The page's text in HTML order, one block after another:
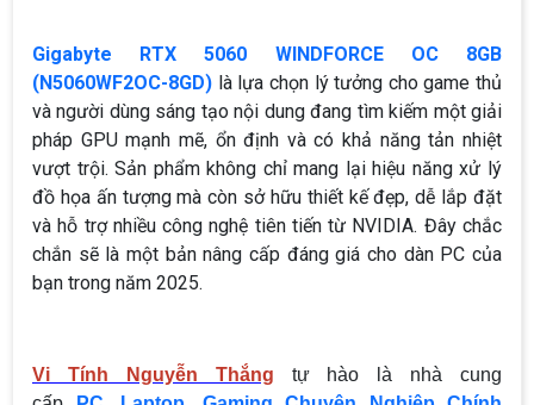
Gigabyte RTX 5060 WINDFORCE OC 8GB
(N5060WF2OC-8GD) là lựa chọn lý tưởng cho game thủ
và người dùng sáng tạo nội dung đang tìm kiếm một giải
pháp GPU mạnh mẽ, ổn định và có khả năng tản nhiệt
vượt trội. Sản phẩm không chỉ mang lại hiệu năng xử lý
đồ họa ấn tượng mà còn sở hữu thiết kế đẹp, dễ lắp đặt
và hỗ trợ nhiều công nghệ tiên tiến từ NVIDIA. Đây chắc
chắn sẽ là một bản nâng cấp đáng giá cho dàn PC của
bạn trong năm 2025.
Vi Tính Nguyễn Thắng tự hào là nhà cung